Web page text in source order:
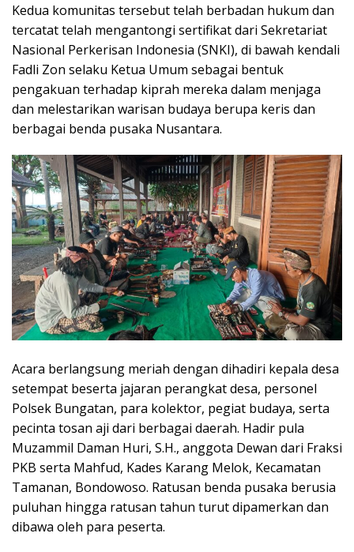
Kedua komunitas tersebut telah berbadan hukum dan
tercatat telah mengantongi sertifikat dari Sekretariat
Nasional Perkerisan Indonesia (SNKI), di bawah kendali
Fadli Zon selaku Ketua Umum sebagai bentuk
pengakuan terhadap kiprah mereka dalam menjaga
dan melestarikan warisan budaya berupa keris dan
berbagai benda pusaka Nusantara.
Acara berlangsung meriah dengan dihadiri kepala desa
setempat beserta jajaran perangkat desa, personel
Polsek Bungatan, para kolektor, pegiat budaya, serta
pecinta tosan aji dari berbagai daerah. Hadir pula
Muzammil Daman Huri, S.H., anggota Dewan dari Fraksi
PKB serta Mahfud, Kades Karang Melok, Kecamatan
Tamanan, Bondowoso. Ratusan benda pusaka berusia
puluhan hingga ratusan tahun turut dipamerkan dan
dibawa oleh para peserta.